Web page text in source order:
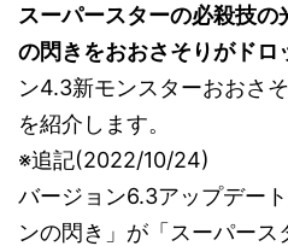
スーパースターの必殺技
の閃きをおおさそりがドロ
ン4.3新モンスターおおさ
を紹介します。
※追記(2022/10/24)
バージョン6.3アップデー
ンの閃き」が「スーパー